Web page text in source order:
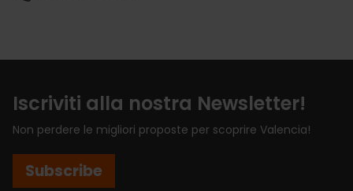
Iscriviti alla nostra Newsletter!
Non perdere le migliori proposte per scoprire Valencia!
Subscribe